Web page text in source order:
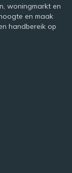
woningmarkt en
en maak
handbereik op